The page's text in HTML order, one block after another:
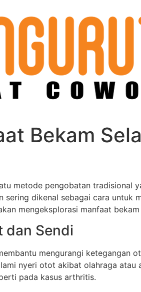
Bekam
metode pengobatan tradisional
sering dikenal sebagai cara
mengeksplorasi manfaat
dan Sendi
mengurangi ketegangan
nyeri otot akibat olahraga
pada kasus arthritis.